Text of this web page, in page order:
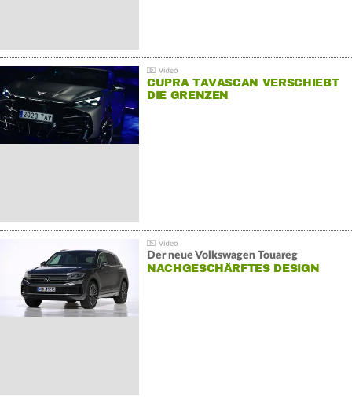
CUPRA TAVASCAN VERSCHIEBT
DIE GRENZEN
Der neue Volkswagen Touareg
NACHGESCHÄRFTES DESIGN